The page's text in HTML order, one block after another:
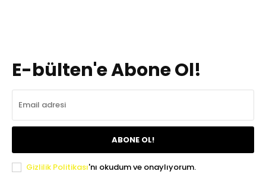
E-bülten'e Abone Ol!
ABONE OL!
Gizlilik Politikası'nı okudum ve onaylıyorum.